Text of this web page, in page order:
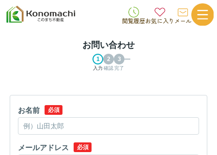
閲覧履歴お気に入り メール
お問い合わせ
入力 確認完了
お名前 必須
メールアドレス 必須